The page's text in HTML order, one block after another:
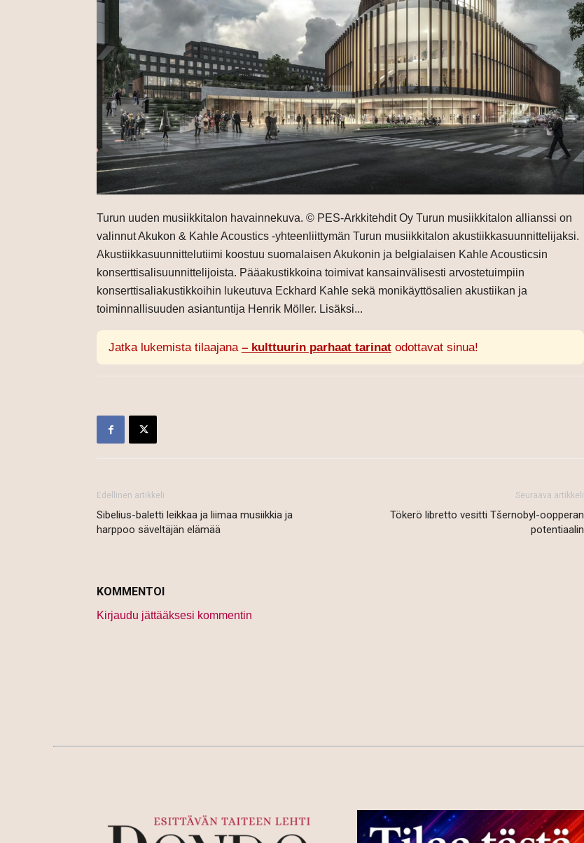
Turun uuden musiikkitalon havainnekuva. © PES-Arkkitehdit Oy Turun musiikkitalon allianssi on
valinnut Akukon & Kahle Acoustics -yhteenliittymän Turun musiikkitalon akustiikkasuunnittelijaksi.
Akustiikkasuunnittelutiimi koostuu suomalaisen Akukonin ja belgialaisen Kahle Acousticsin
konserttisalisuunnittelijoista. Pääakustikkoina toimivat kansainvälisesti arvostetuimpiin
konserttisaliakustikkoihin lukeutuva Eckhard Kahle sekä monikäyttösalien akustiikan ja
toiminnallisuuden asiantuntija Henrik Möller. Lisäksi...
Jatka lukemista tilaajana – kulttuurin parhaat tarinatodottavat sinua!
Edellinen artikkeli
Sibelius-baletti leikkaa ja liimaa musiikkia ja
harppoo säveltäjän elämää
Seuraava artikkeli
Tökerö libretto vesitti Tšernobyl-oopperan
potentiaalin
KOMMENTOI
Kirjaudu jättääksesi kommentin